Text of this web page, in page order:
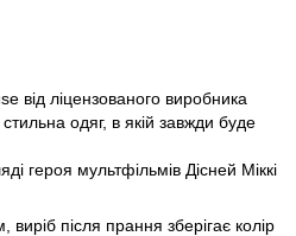
від ліцензованого виробника
одяг, в якій завжди буде
героя мультфільмів Дісней Міккі
після прання зберігає колір